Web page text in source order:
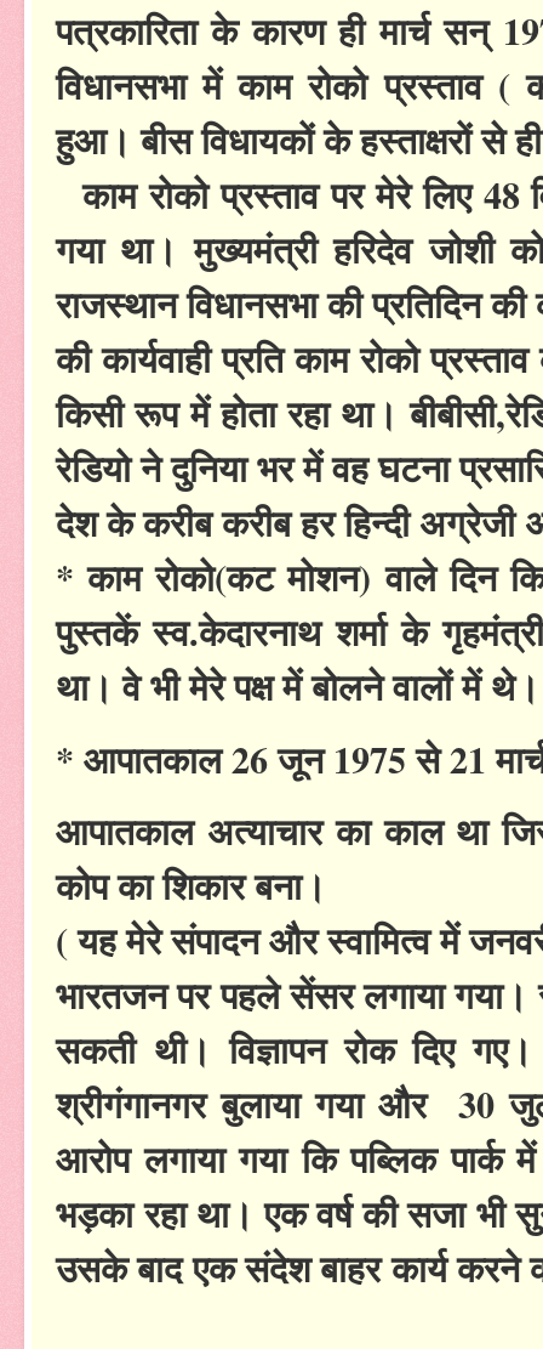
पत्रकारिता के कारण ही मार्च सन्
विधानसभा में काम रोको प्रस्ताव
हुआ। बीस विधायकों के हस्ताक्षरों से
काम रोको प्रस्ताव पर मेरे लिए
गया था। मुख्यमंत्री हरिदेव
राजस्थान विधानसभा की प्रतिदिन
की कार्यवाही प्रति काम रोको
किसी रूप में होता रहा था।
रेडियो ने दुनिया भर में वह घटना
देश के करीब करीब हर हिन्दी
* काम रोको(कट मोशन) वाले दिन
पुस्तकें स्व.केदारनाथ शर्मा के
था। वे भी मेरे पक्ष में बोलने वालों में थे।
* आपातकाल 26 जून 1975 से 21
आपातकाल अत्याचार का काल था
कोप का शिकार बना।
( यह मेरे संपादन और स्वामित्व में
भारतजन पर पहले सेंसर लगाया
सकती थी। विज्ञापन रोक दिए
श्रीगंगानगर बुलाया गया और 30
आरोप लगाया गया कि पब्लिक पार्क
भड़का रहा था। एक वर्ष की सजा भी
उसके बाद एक संदेश बाहर कार्य करने